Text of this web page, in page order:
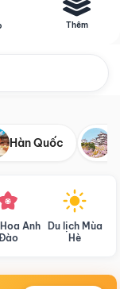
Thêm
Hàn Quốc
Anh
Du lịch Mùa
Hè